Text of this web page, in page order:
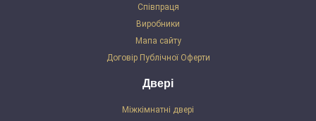
Співпраця
Виробники
Мапа сайту
Договір Публічної Оферти
Двері
Міжкімнатні двері